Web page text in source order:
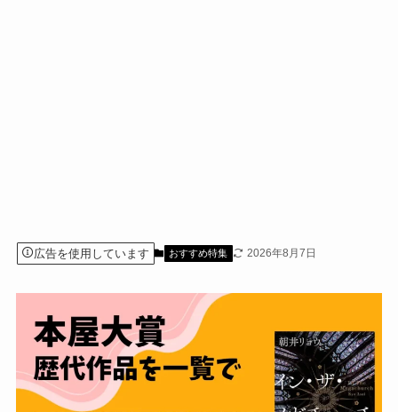
広告を使用しています おすすめ特集 2026年8月7日